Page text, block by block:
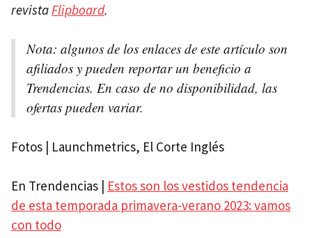
revistaFlipboard.
Nota: algunos de los enlaces de este artículo son
afiliados y pueden reportar un beneficio a
Trendencias. En caso de no disponibilidad, las
ofertas pueden variar.
Fotos | Launchmetrics, El Corte Inglés
En Trendencias | Estos son los vestidos tendencia
de esta temporada primavera-verano 2023: vamos
con todo